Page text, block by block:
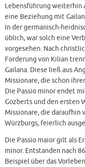
Lebensführung weiterhin
eine Beziehung mit
In der germanisch-
üblich, war solch eine
vorgesehen. Nach
Forderung von Kilian
Gailana. Diese ließ aus
Missionare, die schon
Die Passio minor endet
Gozberts und den ersten
Missionare, die daraufhin
Würzburgs, feierlich
Die Passio maior gilt als
minor. Entstanden nach
Beispiel über das